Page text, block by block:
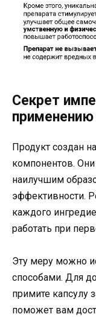
Секрет
применению
Продукт создан
компонентов.
наилучшим
эффективности.
каждого
работать при
Эту меру можно
способами. Для
примите капсулу
поможет вам